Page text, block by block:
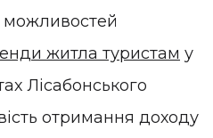
можливостей
житла туристам у
Лісабонського
отримання доходу